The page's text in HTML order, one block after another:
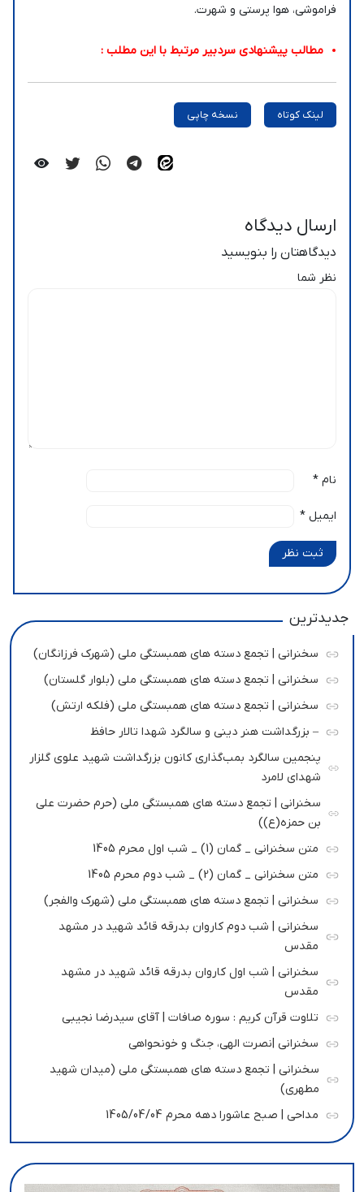
فراموشی، هوا پرستی و شهرت.
مطالب پیشنهادی سردبیر مرتبط با این مطلب :
لینک کوتاه نسخه چاپی
ارسال دیدگاه
دیدگاهتان را بنویسید
نظر شما
نام *
ایمیل *
ثبت نظر
جدیدترین
سخنرانی | تجمع دسته های همبستگی ملی (شهرک فرزانگان)
سخنرانی | تجمع دسته های همبستگی ملی (بلوار گلستان)
سخنرانی | تجمع دسته های همبستگی ملی (فلکه ارتش)
– بزرگداشت هنر دینی و سالگرد شهدا تالار حافظ
پنجمین سالگرد بمب‌گذاری کانون بزرگداشت شهید علوی گلزار
شهدای لامرد
سخنرانی | تجمع دسته های همبستگی ملی (حرم حضرت علی
بن حمزه(ع))
متن سخنرانی _ گمان (1) _ شب اول محرم 1405
متن سخنرانی _ گمان (2) _ شب دوم محرم 1405
سخنرانی | تجمع دسته های همبستگی ملی (شهرک والفجر)
سخنرانی | شب دوم کاروان بدرقه قائد شهید در مشهد
مقدس
سخنرانی | شب اول کاروان بدرقه قائد شهید در مشهد
مقدس
تلاوت قرآن کریم : سوره صافات | آقای سیدرضا نجیبی
سخنرانی |نصرت الهی، جنگ و خونحواهی
سخنرانی | تجمع دسته های همبستگی ملی (میدان شهید
مطهری)
مداحی | صبح عاشورا دهه محرم 1405/04/04